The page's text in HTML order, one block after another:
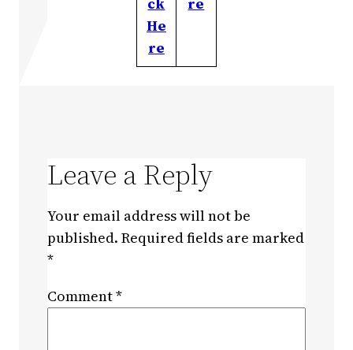
He
re
Leave a Reply
Your email address will not be
published. Required fields are marked
*
Comment*